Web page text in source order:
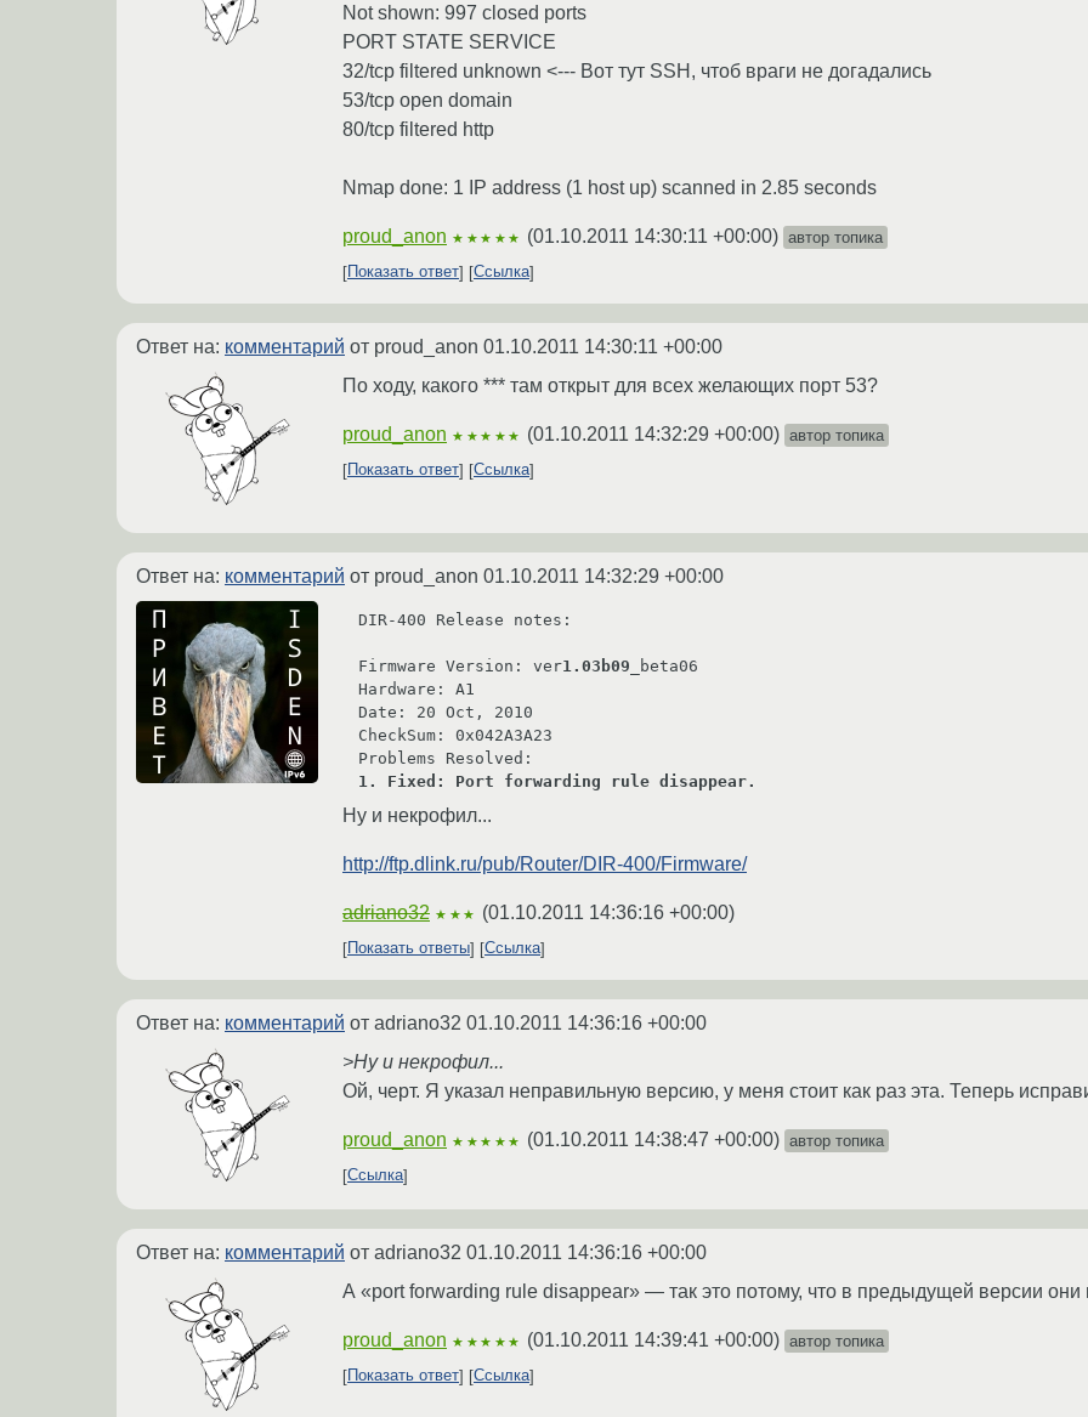
Not shown: 997 closed ports
PORT STATE SERVICE
32/tcp filtered unknown <--- Вот тут SSH, чтоб враги не догадались
53/tcp open domain
80/tcp filtered http
Nmap done: 1 IP address (1 host up) scanned in 2.85 seconds
proud_anon ★★★★★ (01.10.2011 14:30:11 +00:00) автор топика
Показать ответ
Ссылка
Ответ на: комментарий от proud_anon 01.10.2011 14:30:11 +00:00
По ходу, какого *** там открыт для всех желающих порт 53?
proud_anon ★★★★★ (01.10.2011 14:32:29 +00:00) автор топика
Показать ответ
Ссылка
Ответ на: комментарий от proud_anon 01.10.2011 14:32:29 +00:00
DIR-400 Release notes:
Firmware Version: ver1.03b09 _beta06
Hardware: A1
Date: 20 Oct, 2010
CheckSum: 0x042A3A23
1. Fixed: Port forwarding rule disappear.
Ну и некрофил...
http://ftp.dlink.ru/pub/Router/DIR-400/Firmware/
adriano32 ★★★ (01.10.2011 14:36:16 +00:00)
Показать ответы Ссылка
Ответ на: комментарий от adriano32 01.10.2011 14:36:16 +00:00
>Ну и некрофил...
Ой, черт. Я указал неправильную версию, у меня стоит как раз эта. Теперь
proud_anon ★★★★★ (01.10.2011 14:38:47 +00:00) автор топика
Ссылка
Ответ на: комментарий от adriano32 01.10.2011 14:36:16 +00:00
А «port forwarding rule disappear» — так это потому, что в предыдущей версии они
proud_anon ★★★★★ (01.10.2011 14:39:41 +00:00) автор топика
Показать ответ
Ссылка